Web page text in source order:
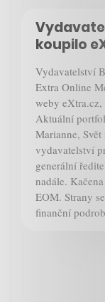
koupilo
Vydavatelství
Extra Online
weby eXtra.cz,
Aktuální
Marianne,
vydavatelství
generální
nadále.
EOM. Strany
finanční